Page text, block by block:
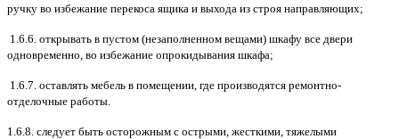
ручку во избежание перекоса ящика и выхода из строя направляющих;
1.6.6. открывать в пустом (незаполненном вещами) шкафу все двери
одновременно, во избежание опрокидывания шкафа;
1.6.7. оставлять мебель в помещении, где производятся ремонтно-
отделочные работы.
1.6.8. следует быть осторожным с острыми, жесткими, тяжелыми